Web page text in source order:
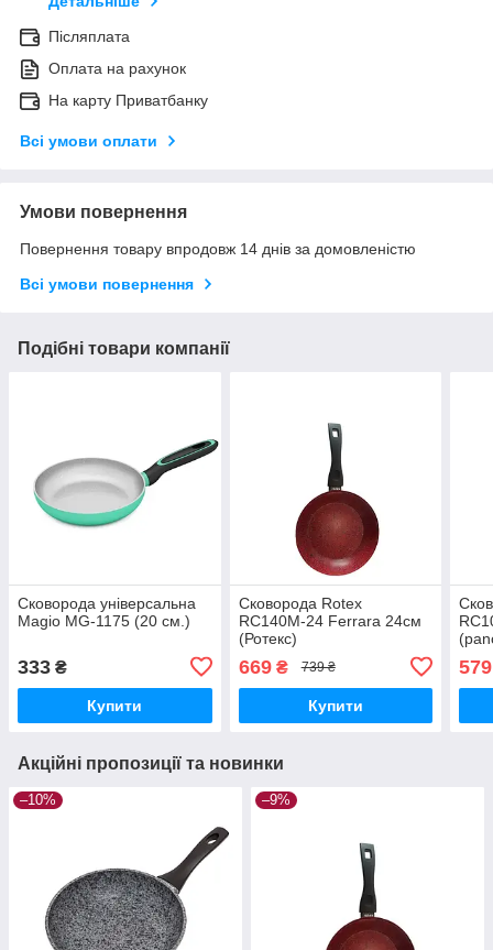
Післяплата
Оплата на рахунок
На карту Приватбанку
Всі умови оплати
Умови повернення
Повернення товару впродовж 14 днів за домовленістю
Всі умови повернення
Подібні товари компанії
Сковорода універсальна
Magio MG-1175 (20 см.)
333 ₴
Купити
Сковорода Rotex
RC140M-24 Ferrara 24см
(Ротекс)
669₴ 739 ₴
Купити
579
Акційні пропозиції та новинки
–10% –9%